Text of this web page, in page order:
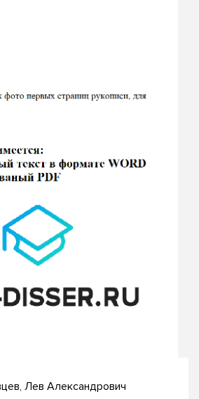
Лев Александрович